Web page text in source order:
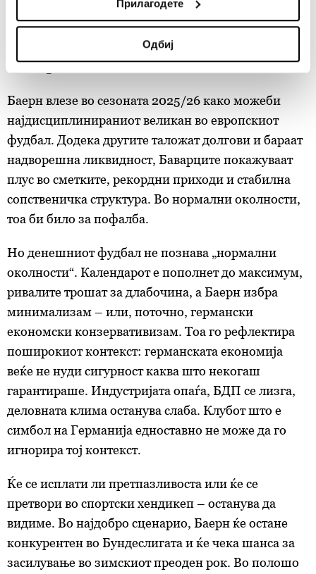
Identify your device by actively scanning it for
specific characteristics (fingerprinting)
Find out more about how your personal data is processed
Заедничките ракувачи се HD-WIN ARENA SPORT
d.o.o. и
Пертнери
обработуваме како и за вашите права прочитајте во
нашатаПолитика на приватност, а за колачињата и
други слични технологии воПолитиката на
колачиња. Колачињата во кој било момент можете
повторно да ги ажурирате со клик на „Прикажи ги
ја повлечете без негативни последици.
Прилагодете
Одбиј
спортски минус на теренот.
Илустрација на германскиот економски
конзервативизам
Баерн влезе во сезоната 2025/26 како можеби
најдисциплинираниот великан во европскиот
фудбал. Додека другите таложат долгови и бараат
надворешна ликвидност, Баварците покажуваат
плус во сметките, рекордни приходи и стабилна
сопственичка структура. Во нормални околности,
тоа би било за пофалба.
Но денешниот фудбал не познава „нормални
околности“. Календарот е пополнет до максимум,
ривалите трошат за длабочина, а Баерн избра
минимализам – или, поточно, германски
економски конзервативизам. Тоа го рефлектира
поширокиот контекст: германската економија
веќе не нуди сигурност каква што некогаш
гарантираше. Индустријата опаѓа, БДП се лизга,
деловната клима останува слаба. Клубот што е
симбол на Германија едноставно не може да го
игнорира тој контекст.
Ќе се исплати ли претпазливоста или ќе се
претвори во спортски хендикеп – останува да
видиме. Во најдобро сценарио, Баерн ќе остане
конкурентен во Бундеслигата и ќе чека шанса за
засилување во зимскиот преоден рок. Во полошо